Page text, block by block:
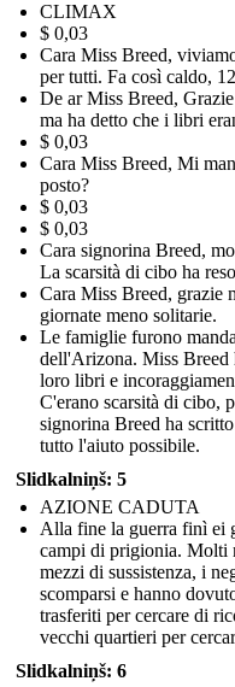
CLIMAX
$ 0,03
Cara Miss Breed,
per tutti. Fa così caldo,
De ar Miss Breed,
ma ha detto che i libri
$ 0,03
Cara Miss Breed, Mi
posto?
$ 0,03
$ 0,03
Cara signorina Breed,
La scarsità di cibo ha
Cara Miss Breed, grazie
giornate meno solitarie.
Le famiglie furono
dell'Arizona. Miss Breed
loro libri e
C'erano scarsità di cibo,
signorina Breed ha
tutto l'aiuto possibile.
Slidkalniņš: 5
AZIONE CADUTA
Alla fine la guerra finì ei
campi di prigionia. Molti
mezzi di sussistenza, i
scomparsi e hanno
trasferiti per cercare di
vecchi quartieri per
Slidkalniņš: 6